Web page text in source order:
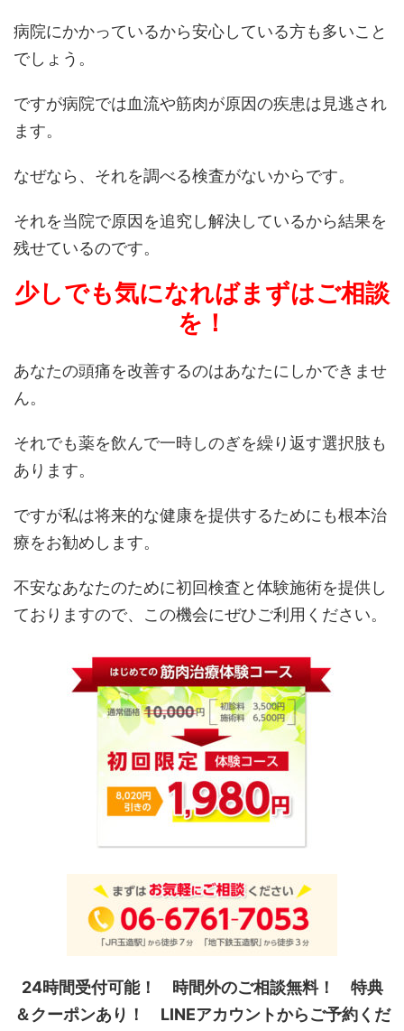
病院にかかっているから安心している方も多いこと
でしょう。
ですが病院では血流や筋肉が原因の疾患は見逃され
ます。
なぜなら、それを調べる検査がないからです。
それを当院で原因を追究し解決しているから結果を
残せているのです。
少しでも気になればまずはご相談
を！
あなたの頭痛を改善するのはあなたにしかできませ
ん。
それでも薬を飲んで一時しのぎを繰り返す選択肢も
あります。
ですが私は将来的な健康を提供するためにも根本治
療をお勧めします。
不安なあなたのために初回検査と体験施術を提供し
ておりますので、この機会にぜひご利用ください。
24時間受付可能！ 時間外のご相談無料！ 特典
＆クーポンあり！ LINEアカウントからご予約くだ